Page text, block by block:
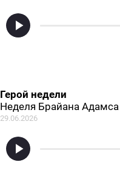
Герой недели
Неделя Брайана Адамса
29.06.2026